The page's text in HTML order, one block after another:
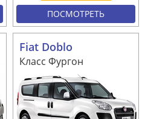
ПОСМОТРЕТЬ
Fiat Doblo
Класс Фургон